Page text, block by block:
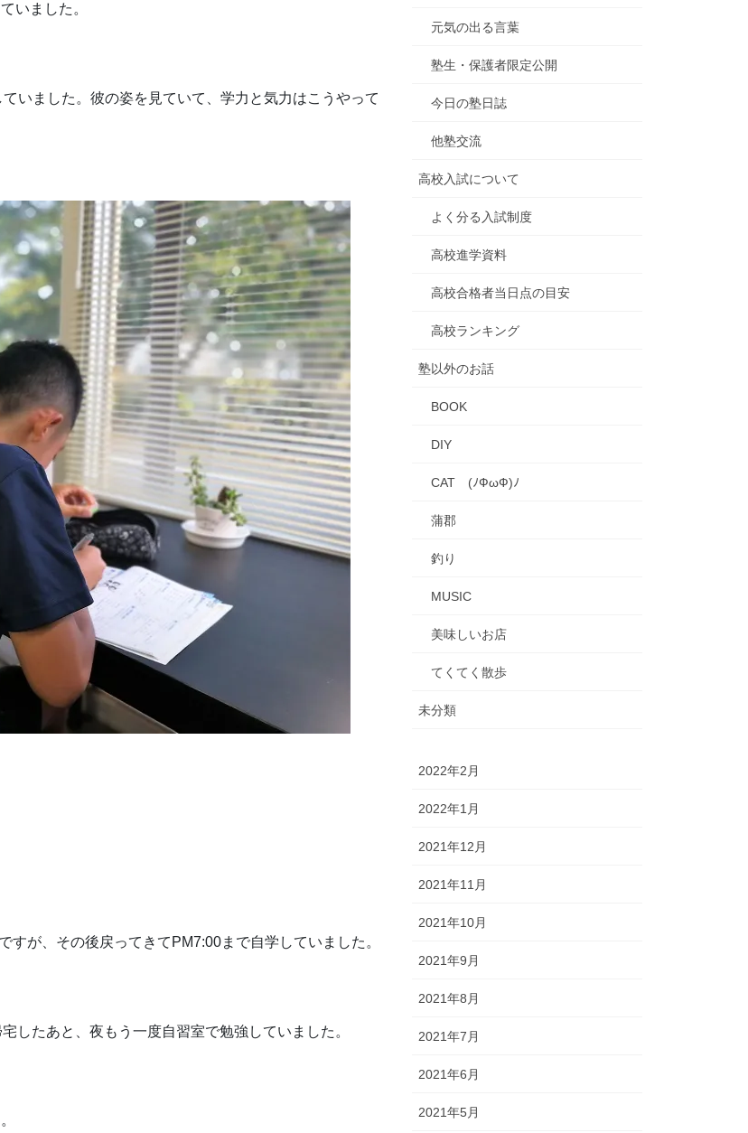
いました。
いました。彼の姿を見ていて、学力と気力はこうやって
が、その後戻ってきてPM7:00まで自学していました。
したあと、夜もう一度自習室で勉強していました。
元気の出る言葉
塾生・保護者限定公開
今日の塾日誌
他塾交流
高校入試について
よく分る入試制度
高校進学資料
高校合格者当日点の目安
高校ランキング
塾以外のお話
BOOK
DIY
CAT (ﾉФωФ)ﾉ
蒲郡
釣り
MUSIC
美味しいお店
てくてく散歩
未分類
2022年2月
2022年1月
2021年12月
2021年11月
2021年10月
2021年9月
2021年8月
2021年7月
2021年6月
2021年5月